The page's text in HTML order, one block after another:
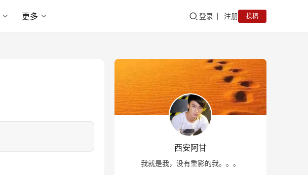
更多 登录 注册 投稿
西安阿甘
我就是我，没有重影的我。。。